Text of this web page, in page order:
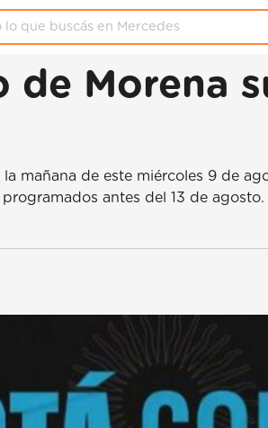
de Morena
la mañana de este miércoles 9 de
antes del 13 de